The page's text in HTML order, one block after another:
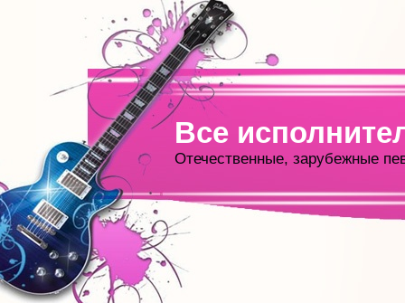
Все
Отечественные, зарубежные